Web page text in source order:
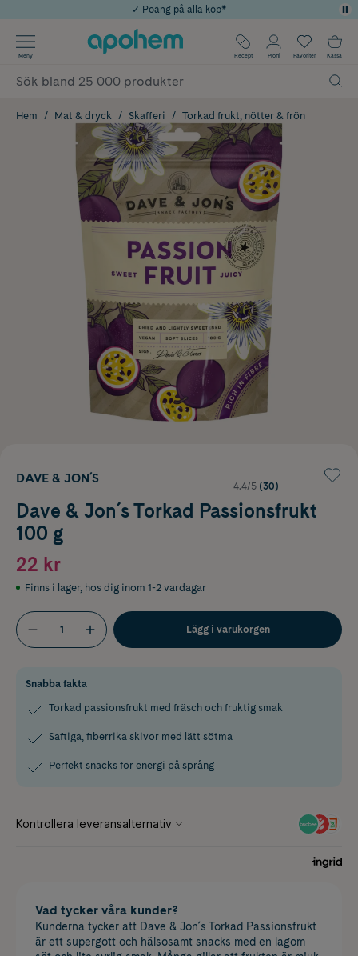
Årets Butik 2025 inom Skönhet
Använd kod: SOMMAR20 för 20% över 649kr
✓ Rådgivning från farmaceuter & hudterapeuter
✓ Poäng på alla köp*
Meny Recept Profil Favoriter Kassa
Hem Mat & dryck Skafferi Torkad frukt, nötter & frön
DAVE & JON´S
4.4/5 (30)
Dave & Jon´s Torkad Passionsfrukt
100 g
22 kr
Finns i lager, hos dig inom 1-2 vardagar
Lägg i varukorgen
Snabba fakta
Torkad passionsfrukt med fräsch och fruktig smak
Saftiga, fiberrika skivor med lätt sötma
Perfekt snacks för energi på språng
Vad tycker våra kunder?
Kunderna tycker att Dave & Jon´s Torkad Passionsfrukt
är ett supergott och hälsosamt snacks med en lagom